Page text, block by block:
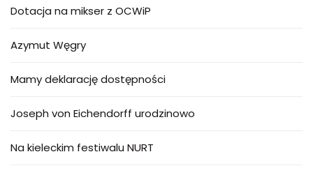
Dotacja na mikser z OCWiP
Azymut Węgry
Mamy deklarację dostępności
Joseph von Eichendorff urodzinowo
Na kieleckim festiwalu NURT